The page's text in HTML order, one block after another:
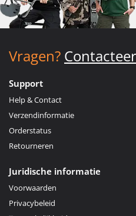
Vragen?
Support
Help & Contact
Verzendinformatie
Orderstatus
Retourneren
Juridische informatie
Voorwaarden
Privacybeleid